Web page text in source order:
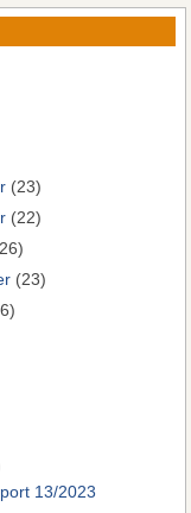
(23)
(22)
(23)
13/2023